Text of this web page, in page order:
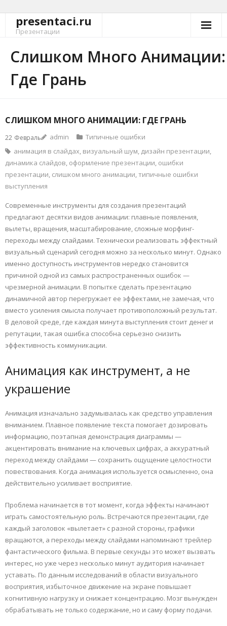
Перейтиpresentaci.ru
Презентации
Слишком Много Анимации:
Где Грань
СЛИШКОМ МНОГО АНИМАЦИИ: ГДЕ ГРАНЬ
22 Февраль admin
Типичные ошибки
анимация в слайдах, визуальный шум, дизайн презентации,
динамика слайдов, оформление презентации, ошибки
презентации, слишком много анимации,типичные ошибки
выступления
Современные инструменты для создания презентаций
предлагают десятки видов анимации: плавные появления,
вылеты, вращения, масштабирование, сложные морфинг-
переходы между слайдами. Технически реализовать эффектный
визуальный сценарий сегодня можно за несколько минут. Однако
именно доступность инструментов нередко становится
причиной одной из самых распространенных ошибок —
чрезмерной анимации. В попытке сделать презентацию
динамичной автор перегружает ее эффектами, не замечая, что
вместо усиления смысла получает противоположный результат.
В деловой среде, где каждая минута выступления стоит денег и
репутации, такая ошибка способна серьезно снизить
эффективность коммуникации.
Анимация как инструмент, а не
украшение
Анимация изначально задумывалась как средство управления
вниманием. Плавное появление текста помогает дозировать
информацию, поэтапная демонстрация диаграммы —
акцентировать внимание на ключевых цифрах, а аккуратный
переход между слайдами — сохранить ощущение целостности
повествования. Когда анимация используется осмысленно, она
действительно усиливает восприятие.
Проблема начинается в тот момент, когда эффекты начинают
играть самостоятельную роль. Встречаются презентации, где
каждый заголовок «вылетает» с разной стороны, графики
вращаются, а переходы между слайдами напоминают трейлер
фантастического фильма. В первые секунды это может вызвать
интерес, но уже через несколько минут аудитория начинает
уставать. По данным исследований в области визуального
восприятия, избыточное движение на экране повышает
когнитивную нагрузку и снижает концентрацию. Мозг вынужден
обрабатывать не только содержание, но и саму форму подачи.